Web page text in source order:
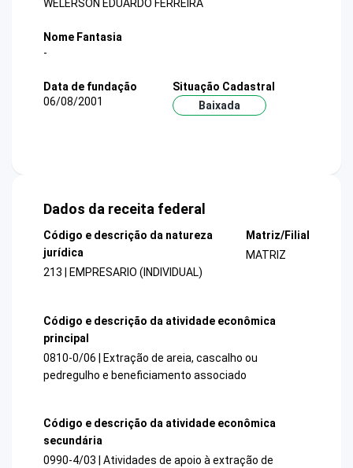
WELERSON EDUARDO FERREIRA
Nome Fantasia
-
Data de fundação
06/08/2001
Situação Cadastral
Baixada
Dados da receita federal
Código e descrição da natureza
jurídica
213 | EMPRESARIO (INDIVIDUAL)
Matriz/Filial
MATRIZ
Código e descrição da atividade econômica
principal
0810-0/06 | Extração de areia, cascalho ou
pedregulho e beneficiamento associado
Código e descrição da atividade econômica
secundária
0990-4/03 | Atividades de apoio à extração de